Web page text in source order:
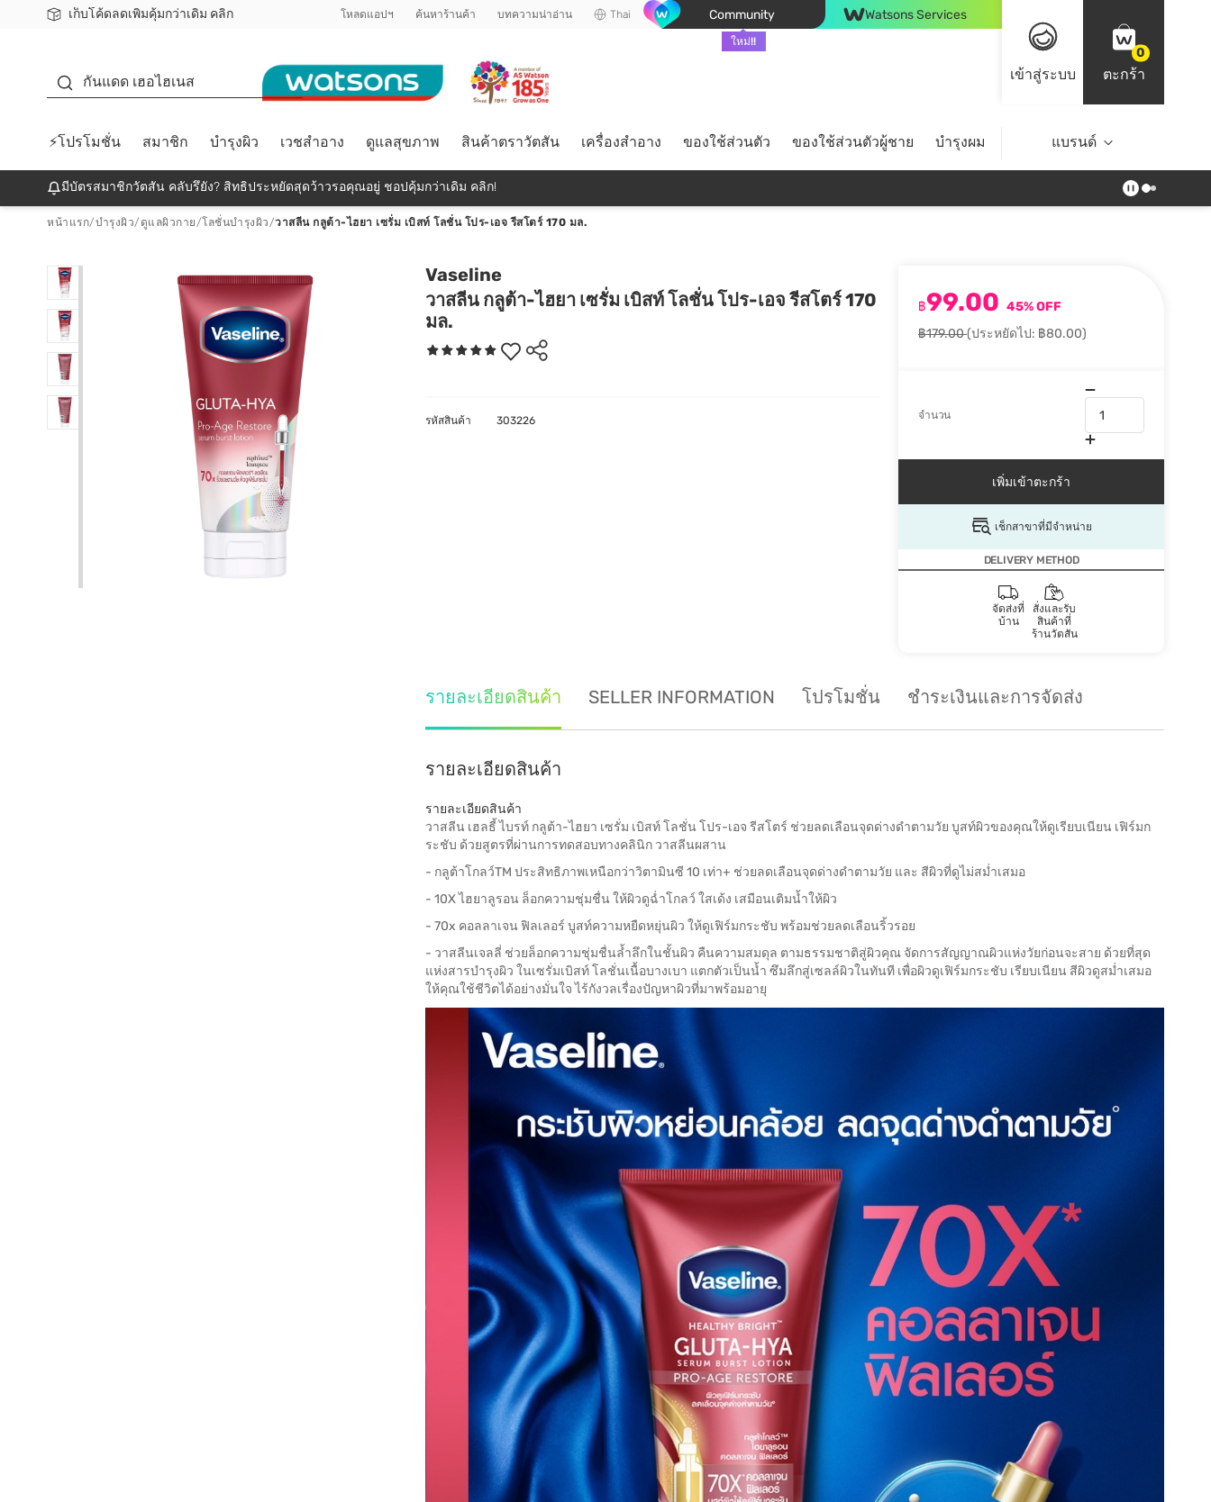
เก็บโค้ดลดเพิ่มคุ้มกว่าเดิม คลิก
ชอปออนไลน์ครั้งแรก ลดเพิ่มจุก ๆ 10%! 🎉
📦ส่งฟรี! เมื่อชอป 499฿
สมาชิกวัตสัน คลับดียังไง? โหลดแอปฯ ค้นหาร้านค้า บทความน่าอ่าน Thai Community
ใหม่!!
Watsons Services
เข้าสู่ระบบ
0
ตะกร้า
กันแดด เฮอไฮเนส
⚡โปรโมชั่น สมาชิก บำรุงผิว เวชสำอาง ดูแลสุขภาพ สินค้าตราวัตสัน เครื่องสำอาง ของใช้ส่วนตัว ของใช้ส่วนตัวผู้ชาย บำรุงผม ไลฟ์สไตล์ Top Brands
แบรนด์
มีบัตรสมาชิกวัตสัน คลับรึยัง? สิทธิประหยัดสุดว้าวรอคุณอยู่ ชอปคุ้มกว่าเดิม คลิก!
หน้าแรก/บำรุงผิว/ ดูแลผิวกาย/โลชั่นบำรุงผิว/วาสลีน กลูต้า-ไฮยา เซรั่ม เบิสท์ โลชั่น โปร-เอจ รีสโตร์ 170 มล.
Vaseline
วาสลีน กลูต้า-ไฮยา เซรั่ม เบิสท์ โลชั่น โปร-เอจ รีสโตร์ 170
มล.
฿99.00 45% OFF
฿179.00(ประหยัดไป: ฿80.00)
จำนวน
เพิ่มเข้าตะกร้า
เช็กสาขาที่มีจำหน่าย
DELIVERY METHOD
จัดส่งที่
บ้าน
สั่งและรับ
สินค้าที่
ร้านวัตสัน
รหัสสินค้า 303226
รายละเอียดสินค้า SELLER INFORMATION โปรโมชั่น ชำระเงินและการจัดส่ง
รายละเอียดสินค้า
รายละเอียดสินค้า
วาสลีน เฮลธี้ ไบรท์ กลูต้า-ไฮยา เซรั่ม เบิสท์ โลชั่น โปร-เอจ รีสโตร์ ช่วยลดเลือนจุดด่างดำตามวัย บูสท์ผิวของคุณให้ดูเรียบเนียน เฟิร์มก
ระชับ ด้วยสูตรที่ผ่านการทดสอบทางคลินิก วาสลีนผสาน
- กลูต้าโกลว์TM ประสิทธิภาพเหนือกว่าวิตามินซี 10 เท่า+ ช่วยลดเลือนจุดด่างดำตามวัย และ สีผิวที่ดูไม่สม่ำเสมอ
- 10X ไฮยาลูรอน ล็อกความชุ่มชื่น ให้ผิวดูฉ่ำโกลว์ ใสเด้ง เสมือนเติมน้ำให้ผิว
- 70x คอลลาเจน ฟิลเลอร์ บูสท์ความหยืดหยุ่นผิว ให้ดูเฟิร์มกระชับ พร้อมช่วยลดเลือนริ้วรอย
- วาสลีนเจลลี่ ช่วยล็อกความชุ่มชื่นล้ำลึกในชั้นผิว คืนความสมดุล ตามธรรมชาติสู่ผิวคุณ จัดการสัญญาณผิวแห่งวัยก่อนจะสาย ด้วยที่สุด
แห่งสารบำรุงผิว ในเซรั่มเบิสท์ โลชั่นเนื้อบางเบา แตกตัวเป็นน้ำ ซึมลึกสู่เซลล์ผิวในทันที เพื่อผิวดูเฟิร์มกระชับ เรียบเนียน สีผิวดูสม่ำเสมอ
ให้คุณใช้ชีวิตได้อย่างมั่นใจ ไร้กังวลเรื่องปัญหาผิวที่มาพร้อมอายุ